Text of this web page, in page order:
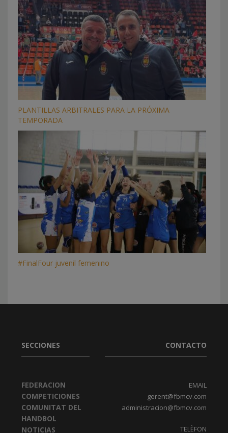
PLANTILLAS ARBITRALES PARA LA PRÓXIMA
TEMPORADA
#FinalFour juvenil femenino
SECCIONES
FEDERACION
COMPETICIONES
COMUNITAT DEL
HANDBOL
NOTICIAS
CONTACTO
EMAIL
gerent@fbmcv.com
administracion@fbmcv.com
TELÈFON